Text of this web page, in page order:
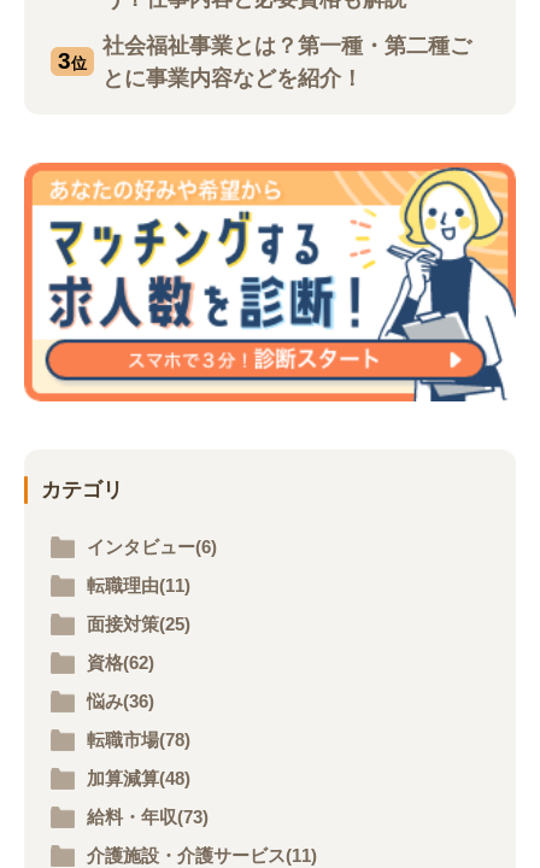
3位
社会福祉事業とは？第一種・第二種ご
とに事業内容などを紹介！
カテゴリ
インタビュー(6)
転職理由(11)
面接対策(25)
資格(62)
悩み(36)
転職市場(78)
加算減算(48)
給料・年収(73)
介護施設・介護サービス(11)